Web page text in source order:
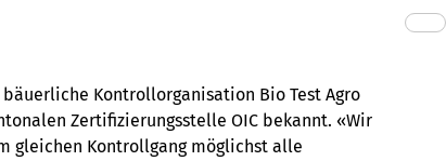
Kontrollorganisation Bio Test Agro
Zertifizierungsstelle OIC bekannt. «Wir
gleichen Kontrollgang möglichst alle